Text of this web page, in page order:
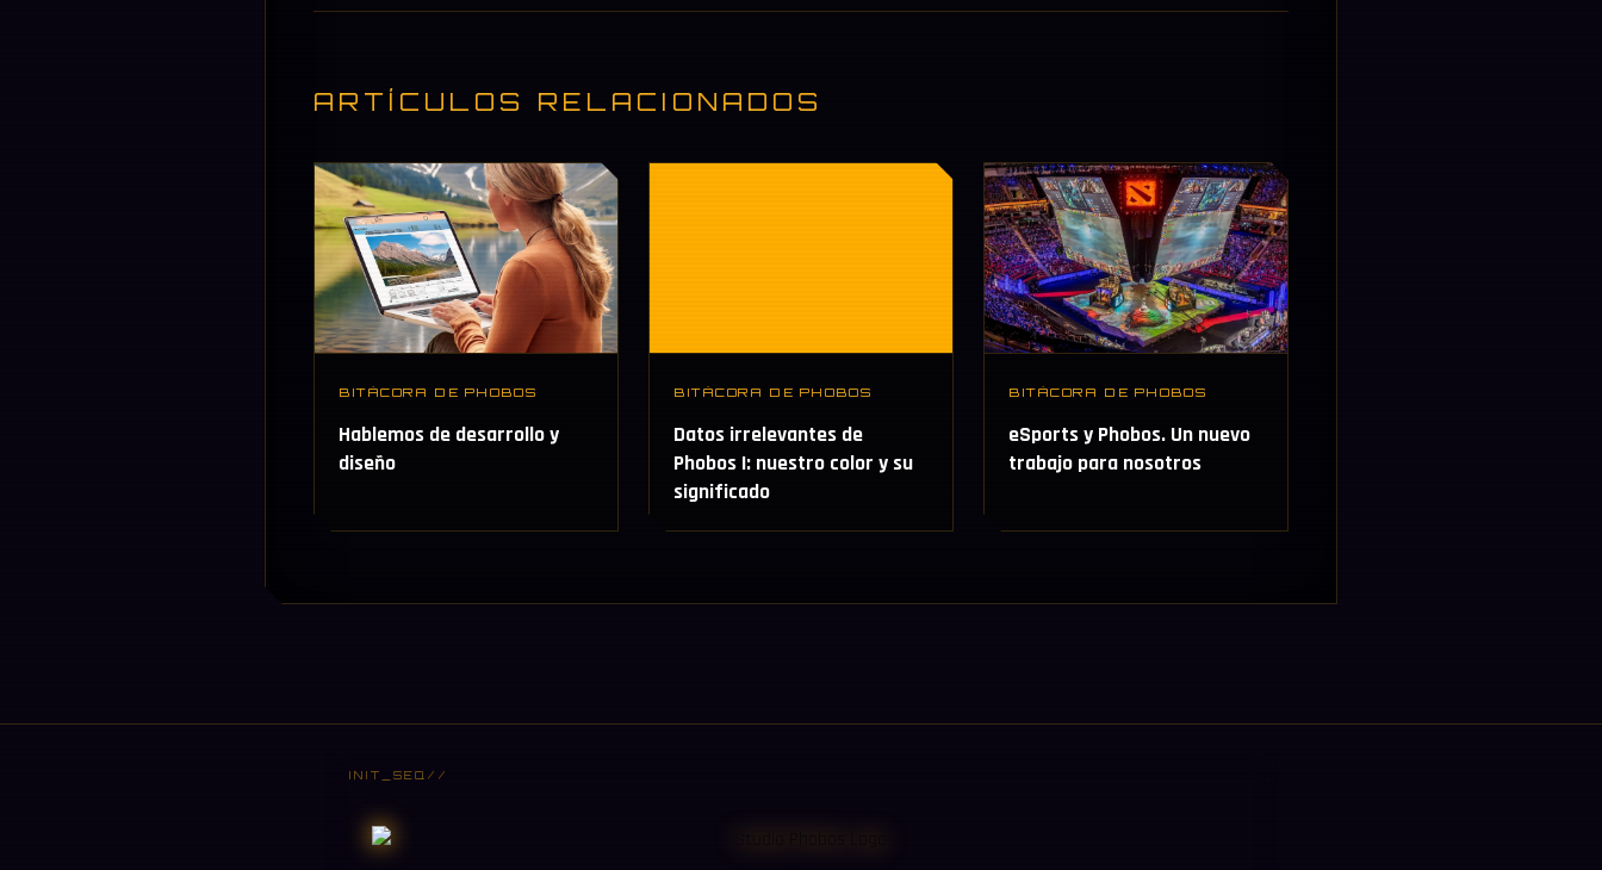
ARTÍCULOS RELACIONADOS
BITÁCORA DE PHOBOS
Hablemos de desarrollo y
diseño
BITÁCORA DE PHOBOS
Datos irrelevantes de
Phobos I: nuestro color y su
significado
BITÁCORA DE PHOBOS
eSports y Phobos. Un nuevo
trabajo para nosotros